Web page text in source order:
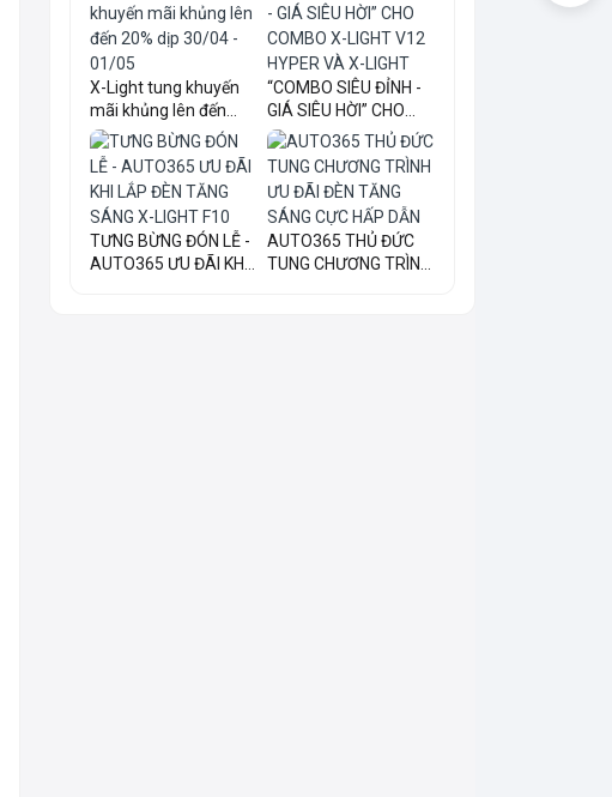
X-Light tung khuyến
mãi khủng lên đến
20...
“COMBO SIÊU ĐỈNH -
GIÁ SIÊU HỜI” CHO
COM...
TƯNG BỪNG ĐÓN LỄ -
AUTO365 ƯU ĐÃI KHI
AUTO365 THỦ ĐỨC
TUNG CHƯƠNG TRÌNH